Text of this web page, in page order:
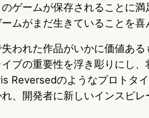
ゲームが保存されることに
ムがまだ生きていることを喜
われた作品がいかに価値ある
ブの重要性を浮き彫りにし
Reversedのようなプロトタ
、開発者に新しいインスピ